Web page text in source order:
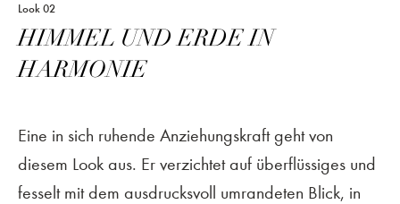
Look 02
HIMMEL UND ERDE IN
HARMONIE
Eine in sich ruhende Anziehungskraft geht von
diesem Look aus. Er verzichtet auf überflüssiges und
fesselt mit dem ausdrucksvoll umrandeten Blick, in